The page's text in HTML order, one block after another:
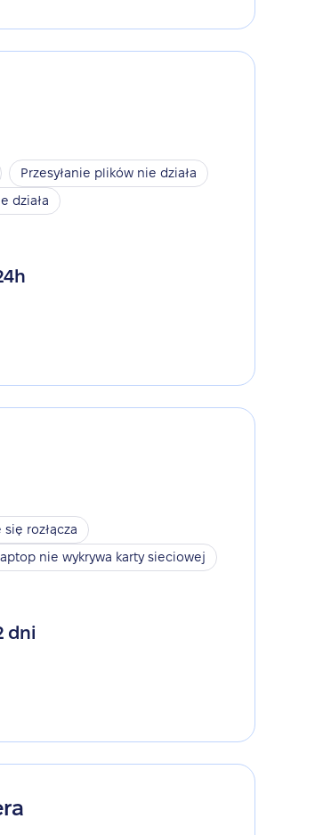
Przesyłanie plików nie działa
działa
rozłącza
nie wykrywa karty sieciowej
dni